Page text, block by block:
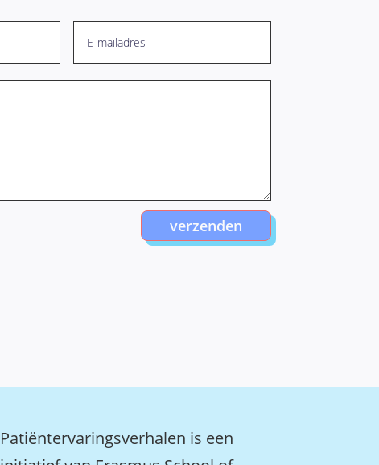
verzenden
Patiëntervaringsverhalen is een